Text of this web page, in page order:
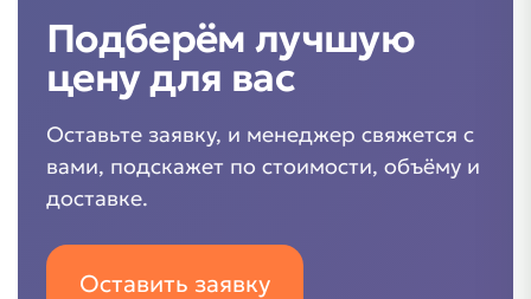
Подберём лучшую
цену для вас
Оставьте заявку, и менеджер свяжется с
вами, подскажет по стоимости, объёму и
доставке.
Оставить заявку